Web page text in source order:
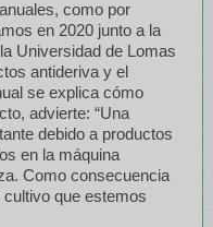
como por
en 2020 junto a la
Universidad de Lomas
antideriva y el
se explica cómo
advierte: “Una
debido a productos
en la máquina
Como consecuencia
cultivo que estemos